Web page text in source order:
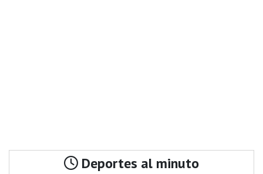
Deportes al minuto